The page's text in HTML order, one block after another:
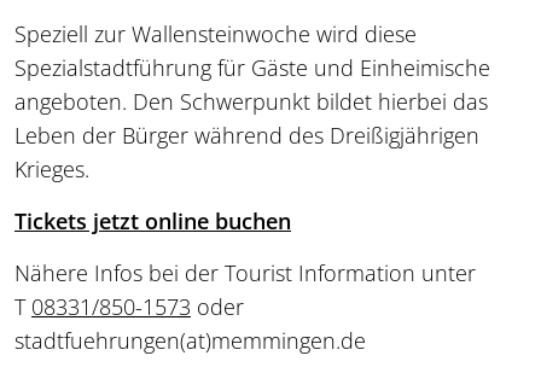
Speziell zur Wallensteinwoche wird diese
Spezialstadtführung für Gäste und Einheimische
angeboten. Den Schwerpunkt bildet hierbei das
Leben der Bürger während des Dreißigjährigen
Krieges.
Tickets jetzt online buchen
Nähere Infos bei der Tourist Information unter
T 08331/850-1573 oder
stadtfuehrungen(at)memmingen.de